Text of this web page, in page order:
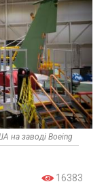
на заводі Boeing
16383